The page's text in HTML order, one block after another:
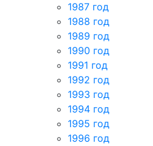
1987 год
1988 год
1989 год
1990 год
1991 год
1992 год
1993 год
1994 год
1995 год
1996 год